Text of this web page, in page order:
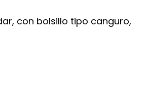
con bolsillo tipo canguro,